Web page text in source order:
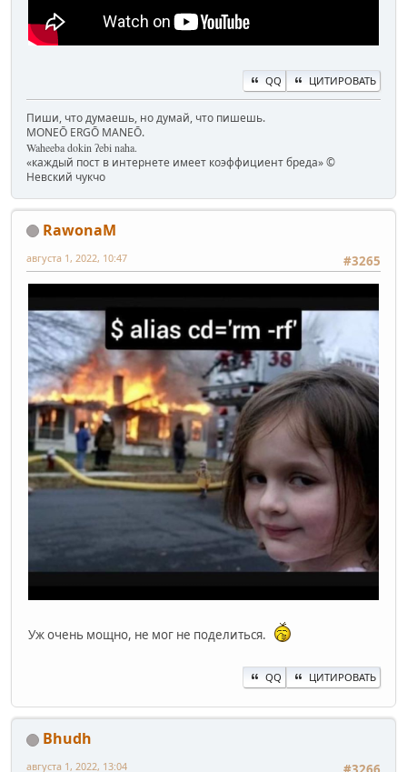
QQ ЦИТИРОВАТЬ
Пиши, что думаешь, но думай, что пишешь.
MONEŌ ERGŌ MANEŌ.
Waheeba dokin ʔebi naha.
«каждый пост в интернете имеет коэффициент бреда» ©
Невский чукчо
RawonaM
#3265
августа 1, 2022, 10:47
Уж очень мощно, не мог не поделиться.
QQ ЦИТИРОВАТЬ
Bhudh
августа 1, 2022, 13:04